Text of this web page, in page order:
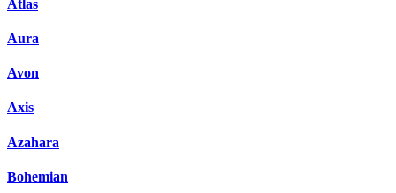
Atlas
Aura
Avon
Axis
Azahara
Bohemian